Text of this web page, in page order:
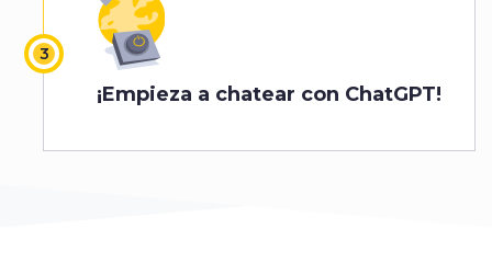
¡Empieza a chatear con ChatGPT!